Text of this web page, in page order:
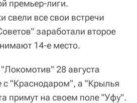
премьер-лиги.
свели все свои встречи
заработали второе
14-е место.
28 августа
с "Краснодаром", а "Крылья
примут на своем поле "Уфу".